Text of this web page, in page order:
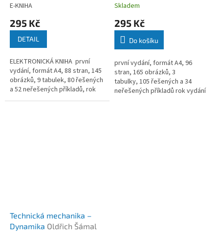
E-KNIHA
295 Kč
DETAIL
ELEKTRONICKÁ KNIHA první
vydání, formát A4, 88 stran, 145
obrázků, 9 tabulek, 80 řešených
a 52 neřešených příkladů, rok
vydání 2018
Skladem
295 Kč
Do košíku
první vydání, formát A4, 96
stran, 165 obrázků, 3
tabulky, 105 řešených a 34
neřešených příkladů rok vydání
Technická mechanika –
Dynamika Oldřich Šámal